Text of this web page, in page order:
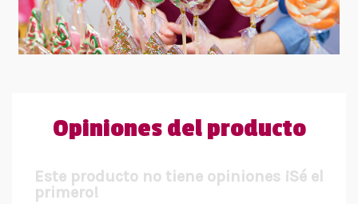
Opiniones del producto
Este producto no tiene opiniones ¡Sé el
primero!